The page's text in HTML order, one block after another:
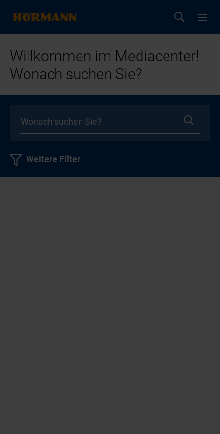
Willkommen im Mediacenter!
Wonach suchen Sie?
Weitere Filter